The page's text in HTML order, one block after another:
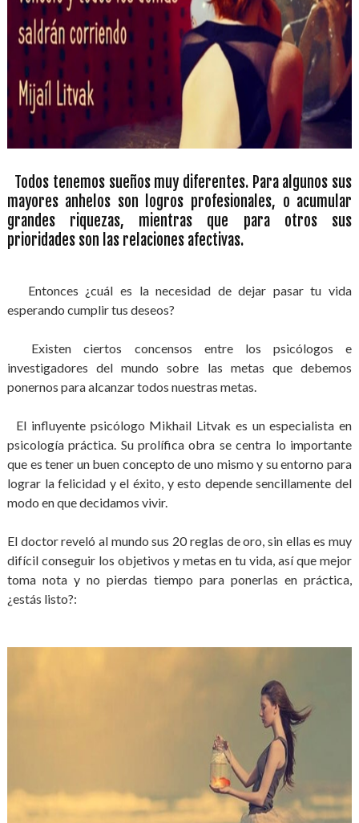
Todos tenemos sueños muy diferentes. Para algunos sus
mayores anhelos son logros profesionales, o acumular
grandes riquezas, mientras que para otros sus
prioridades son las relaciones afectivas.
Entonces ¿cuál es la necesidad de dejar pasar tu vida
esperando cumplir tus deseos?
Existen ciertos concensos entre los psicólogos e
investigadores del mundo sobre las metas que debemos
ponernos para alcanzar todos nuestras metas.
El influyente psicólogo Mikhail Litvak es un especialista en
psicología práctica. Su prolífica obra se centra lo importante
que es tener un buen concepto de uno mismo y su entorno para
lograr la felicidad y el éxito, y esto depende sencillamente del
modo en que decidamos vivir.
El doctor reveló al mundo sus 20 reglas de oro, sin ellas es muy
difícil conseguir los objetivos y metas en tu vida, así que mejor
toma nota y no pierdas tiempo para ponerlas en práctica,
¿estás listo?: